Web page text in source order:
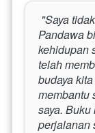
Pandawa
kehidupan
telah
budaya
membantu
saya.
perjalanan